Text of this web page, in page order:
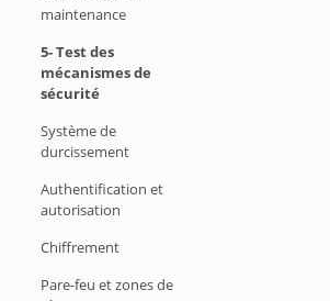
maintenance
5- Test des
mécanismes de
sécurité
Système de
durcissement
Authentification et
autorisation
Chiffrement
Pare-feu et zones de